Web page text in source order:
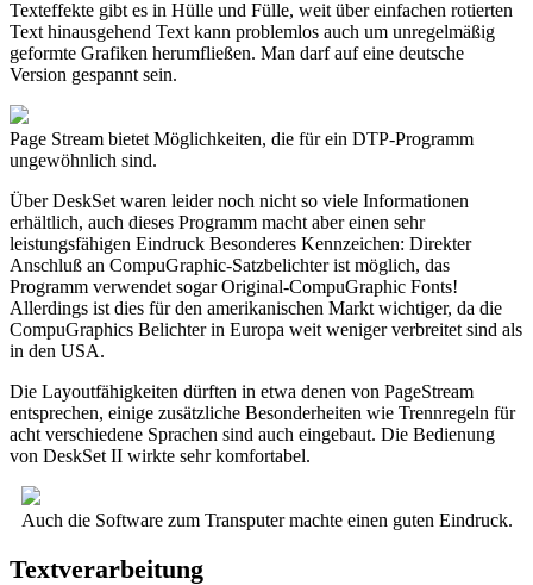
Texteffekte gibt es in Hülle und Fülle, weit über einfachen rotierten
Text hinausgehend Text kann problemlos auch um unregelmäßig
geformte Grafiken herumfließen. Man darf auf eine deutsche
Version gespannt sein.
Page Stream bietet Möglichkeiten, die für ein DTP-Programm
ungewöhnlich sind.
Über DeskSet waren leider noch nicht so viele Informationen
erhältlich, auch dieses Programm macht aber einen sehr
leistungsfähigen Eindruck Besonderes Kennzeichen: Direkter
Anschluß an CompuGraphic-Satzbelichter ist möglich, das
Programm verwendet sogar Original-CompuGraphic Fonts!
Allerdings ist dies für den amerikanischen Markt wichtiger, da die
CompuGraphics Belichter in Europa weit weniger verbreitet sind als
in den USA.
Die Layoutfähigkeiten dürften in etwa denen von PageStream
entsprechen, einige zusätzliche Besonderheiten wie Trennregeln für
acht verschiedene Sprachen sind auch eingebaut. Die Bedienung
von DeskSet II wirkte sehr komfortabel.
Auch die Software zum Transputer machte einen guten Eindruck.
Textverarbeitung